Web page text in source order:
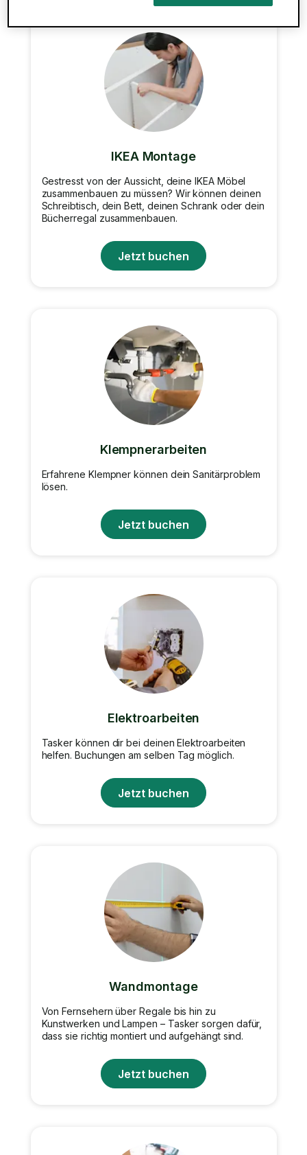
IKEA Montage
Gestresst von der Aussicht, deine IKEA Möbel
zusammenbauen zu müssen? Wir können deinen
Schreibtisch, dein Bett, deinen Schrank oder dein
Bücherregal zusammenbauen.
Jetzt buchen
Klempnerarbeiten
Erfahrene Klempner können dein Sanitärproblem
lösen.
Jetzt buchen
Elektroarbeiten
Tasker können dir bei deinen Elektroarbeiten
helfen. Buchungen am selben Tag möglich.
Jetzt buchen
Wandmontage
Von Fernsehern über Regale bis hin zu
Kunstwerken und Lampen – Tasker sorgen dafür,
dass sie richtig montiert und aufgehängt sind.
Jetzt buchen